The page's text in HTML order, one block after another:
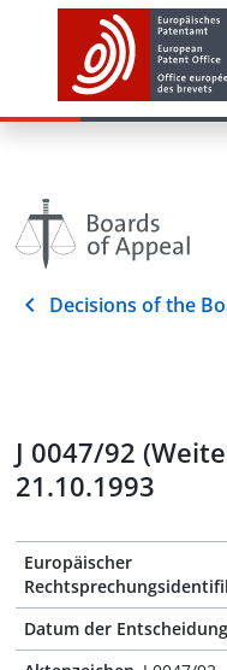
Decisions of the
J 0047/92
21.10.1993
Europäischer
Datum der Entscheidung